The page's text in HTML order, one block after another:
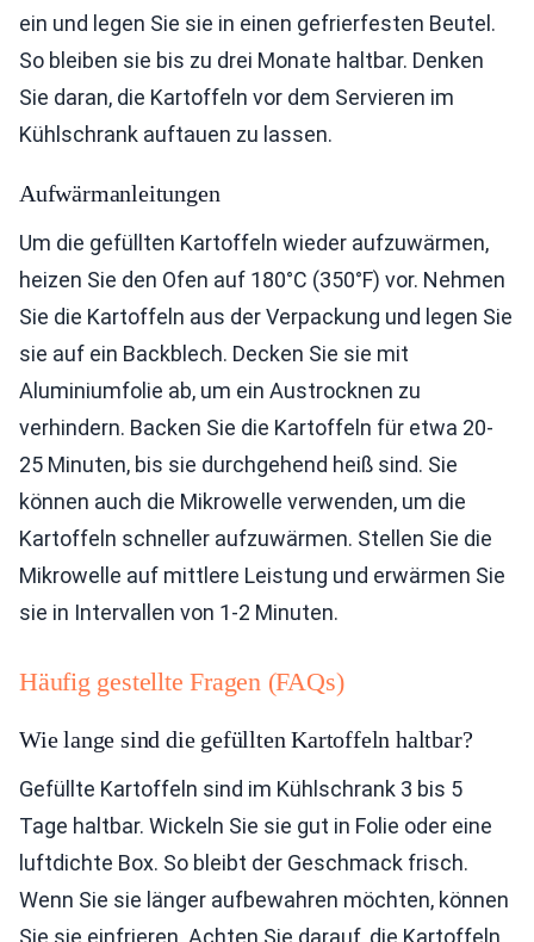
ein und legen Sie sie in einen gefrierfesten Beutel.
So bleiben sie bis zu drei Monate haltbar. Denken
Sie daran, die Kartoffeln vor dem Servieren im
Kühlschrank auftauen zu lassen.
Aufwärmanleitungen
Um die gefüllten Kartoffeln wieder aufzuwärmen,
heizen Sie den Ofen auf 180°C (350°F) vor. Nehmen
Sie die Kartoffeln aus der Verpackung und legen Sie
sie auf ein Backblech. Decken Sie sie mit
Aluminiumfolie ab, um ein Austrocknen zu
verhindern. Backen Sie die Kartoffeln für etwa 20-
25 Minuten, bis sie durchgehend heiß sind. Sie
können auch die Mikrowelle verwenden, um die
Kartoffeln schneller aufzuwärmen. Stellen Sie die
Mikrowelle auf mittlere Leistung und erwärmen Sie
sie in Intervallen von 1-2 Minuten.
Häufig gestellte Fragen (FAQs)
Wie lange sind die gefüllten Kartoffeln haltbar?
Gefüllte Kartoffeln sind im Kühlschrank 3 bis 5
Tage haltbar. Wickeln Sie sie gut in Folie oder eine
luftdichte Box. So bleibt der Geschmack frisch.
Wenn Sie sie länger aufbewahren möchten, können
Sie sie einfrieren. Achten Sie darauf, die Kartoffeln